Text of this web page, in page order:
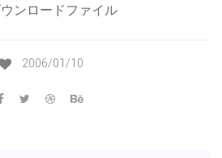
ンロードファイル
2006/01/10